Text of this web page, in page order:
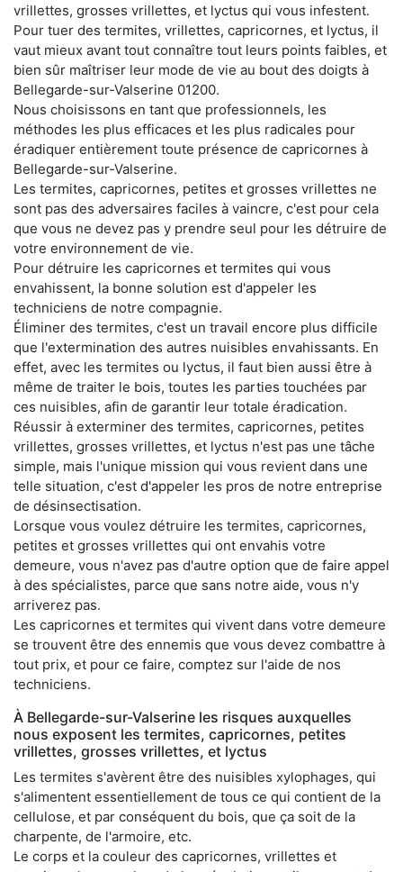
vrillettes, grosses vrillettes, et lyctus qui vous infestent.
Pour tuer des termites, vrillettes, capricornes, et lyctus, il
vaut mieux avant tout connaître tout leurs points faibles, et
bien sûr maîtriser leur mode de vie au bout des doigts à
Bellegarde-sur-Valserine 01200.
Nous choisissons en tant que professionnels, les
méthodes les plus efficaces et les plus radicales pour
éradiquer entièrement toute présence de capricornes à
Bellegarde-sur-Valserine.
Les termites, capricornes, petites et grosses vrillettes ne
sont pas des adversaires faciles à vaincre, c'est pour cela
que vous ne devez pas y prendre seul pour les détruire de
votre environnement de vie.
Pour détruire les capricornes et termites qui vous
envahissent, la bonne solution est d'appeler les
techniciens de notre compagnie.
Éliminer des termites, c'est un travail encore plus difficile
que l'extermination des autres nuisibles envahissants. En
effet, avec les termites ou lyctus, il faut bien aussi être à
même de traiter le bois, toutes les parties touchées par
ces nuisibles, afin de garantir leur totale éradication.
Réussir à exterminer des termites, capricornes, petites
vrillettes, grosses vrillettes, et lyctus n'est pas une tâche
simple, mais l'unique mission qui vous revient dans une
telle situation, c'est d'appeler les pros de notre entreprise
de désinsectisation.
Lorsque vous voulez détruire les termites, capricornes,
petites et grosses vrillettes qui ont envahis votre
demeure, vous n'avez pas d'autre option que de faire appel
à des spécialistes, parce que sans notre aide, vous n'y
arriverez pas.
Les capricornes et termites qui vivent dans votre demeure
se trouvent être des ennemis que vous devez combattre à
tout prix, et pour ce faire, comptez sur l'aide de nos
techniciens.
À Bellegarde-sur-Valserine les risques auxquelles
nous exposent les termites, capricornes, petites
vrillettes, grosses vrillettes, et lyctus
Les termites s'avèrent être des nuisibles xylophages, qui
s'alimentent essentiellement de tous ce qui contient de la
cellulose, et par conséquent du bois, que ça soit de la
charpente, de l'armoire, etc.
Le corps et la couleur des capricornes, vrillettes et